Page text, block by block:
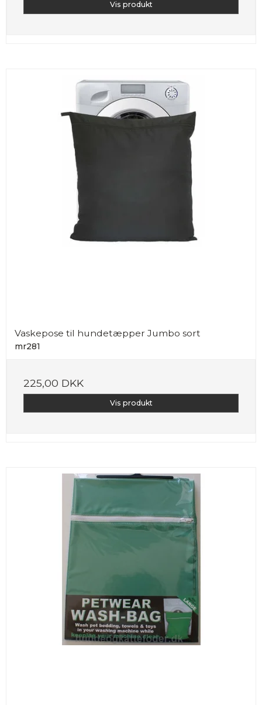
Vis produkt
Vaskepose til hundetæpper Jumbo sort
mr281
225,00 DKK
Vis produkt